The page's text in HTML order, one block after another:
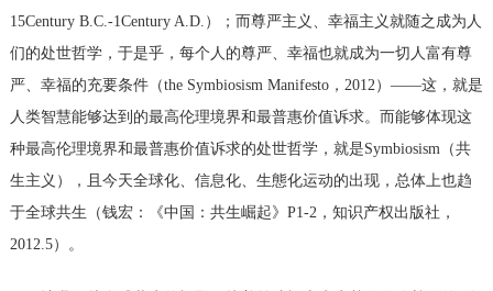
15Century B.C.-1Century A.D.）；而尊严主义、幸福主义就随之成为人
们的处世哲学，于是乎，每个人的尊严、幸福也就成为一切人富有尊
严、幸福的充要条件（the Symbiosism Manifesto，2012）——这，就是
人类智慧能够达到的最高伦理境界和最普惠价值诉求。而能够体现这
种最高伦理境界和最普惠价值诉求的处世哲学，就是Symbiosism（共
生主义），且今天全球化、信息化、生態化运动的出现，总体上也趋
于全球共生（钱宏：《中国：共生崛起》P1-2，知识产权出版社，
2012.5）。